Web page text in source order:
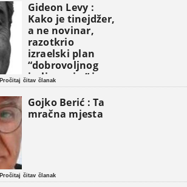
Gideon Levy :
Kako je tinejdžer,
a ne novinar,
razotkrio
izraelski plan
“dobrovoljnog
iseljavanja ” iz
Gaze
Pročitaj čitav članak
Gojko Berić : Ta
mračna mjesta
Pročitaj čitav članak